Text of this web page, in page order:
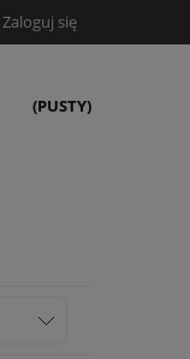
Zaloguj się
(PUSTY)